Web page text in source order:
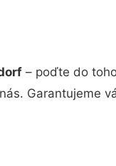
– poďte do
Garantujeme